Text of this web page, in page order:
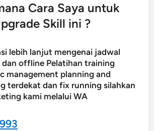
Cara Saya untuk
Skill ini ?
lebih lanjut mengenai jadwal
offline Pelatihan training
management planning and
terdekat dan fix running silahkan
kami melalui WA